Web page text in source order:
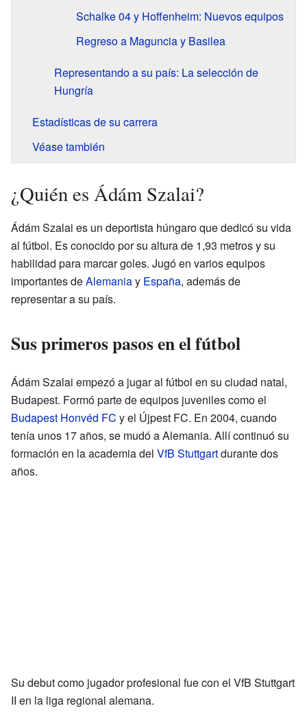
Schalke 04 y Hoffenheim: Nuevos equipos
Regreso a Maguncia y Basilea
Representando a su país: La selección de
Hungría
Estadísticas de su carrera
Véase también
¿Quién es Ádám Szalai?
Ádám Szalai es un deportista húngaro que dedicó su vida
al fútbol. Es conocido por su altura de 1,93 metros y su
habilidad para marcar goles. Jugó en varios equipos
importantes deAlemaniay España, además de
representar a su país.
Sus primeros pasos en el fútbol
Ádám Szalai empezó a jugar al fútbol en su ciudad natal,
Budapest. Formó parte de equipos juveniles como el
Budapest Honvéd FC y el Újpest FC. En 2004, cuando
tenía unos 17 años, se mudó a Alemania. Allí continuó su
formación en la academia del VfB Stuttgartdurante dos
años.
Su debut como jugador profesional fue con el VfB Stuttgart
II en la liga regional alemana.